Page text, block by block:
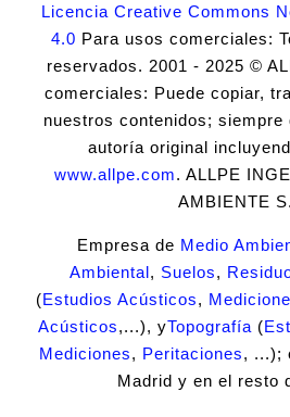
Licencia Creative Commons
4.0 Para usos comerciales:
reservados. 2001 - 2025 ©
comerciales: Puede copiar,
nuestros contenidos; siempre
autoría original
www.allpe.com. ALLPE
AMBIENTE
Empresa de Medio
Ambiental, Suelos,
(Estudios Acústicos,
Acústicos,...), yTopografía (
Mediciones, Peritaciones, ...);
Madrid y en el resto